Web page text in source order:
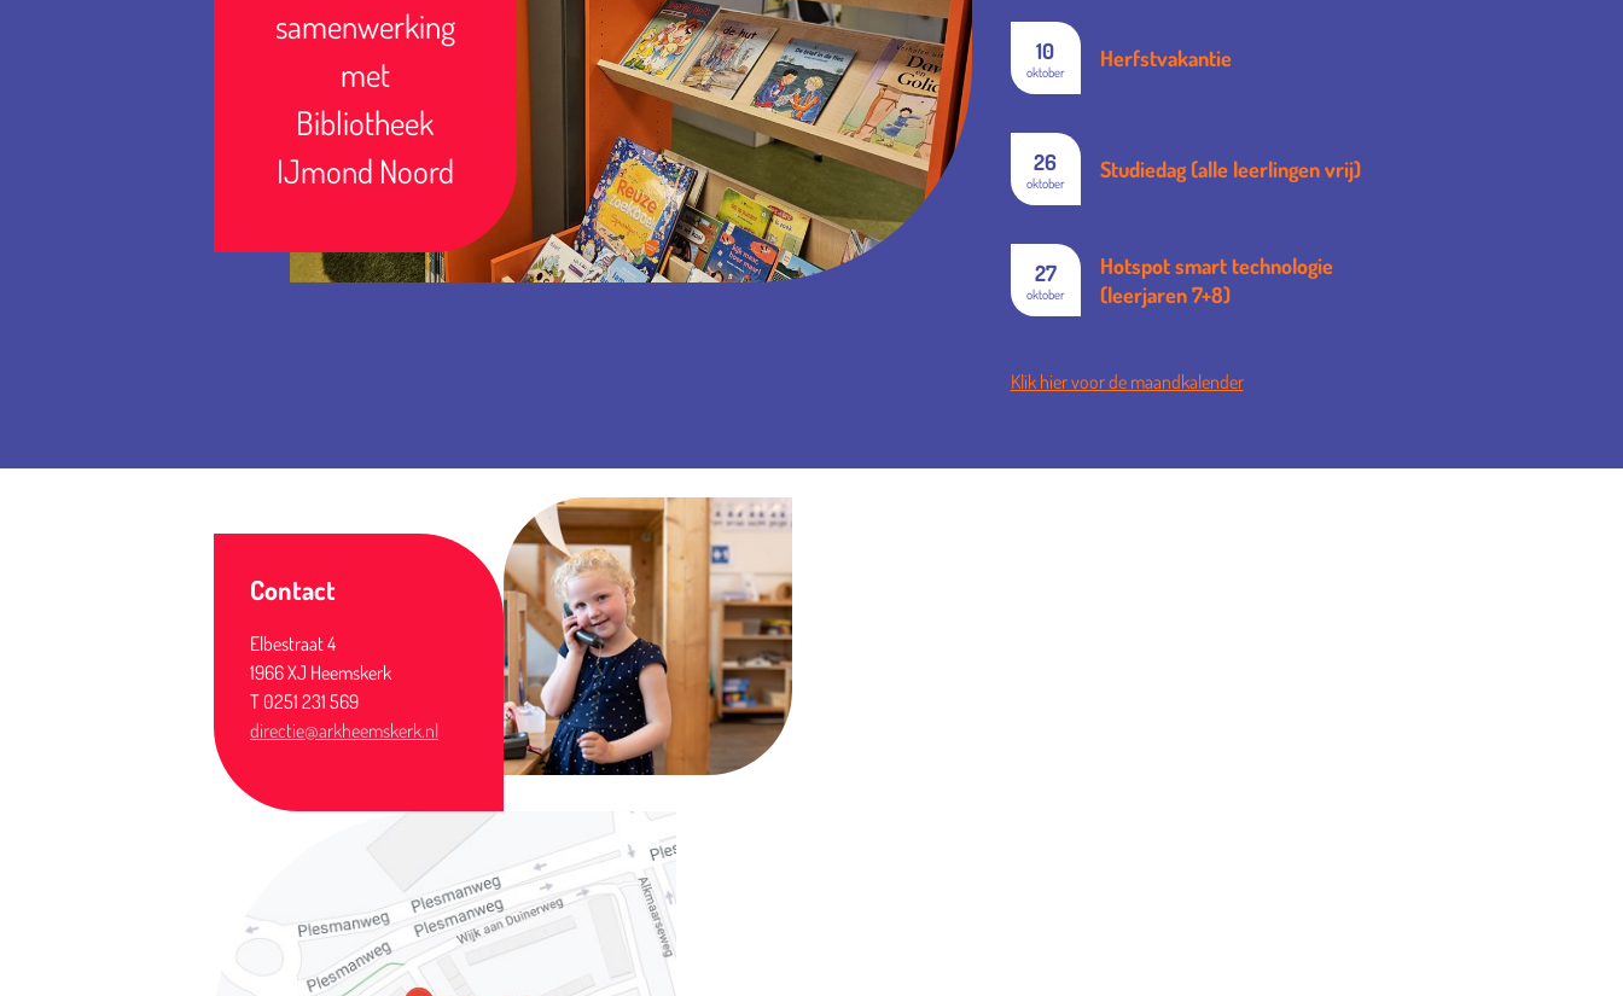
samenwerking
met
Bibliotheek
IJmond Noord
10
oktober
Herfstvakantie
26
oktober
Studiedag (alle leerlingen vrij)
27
oktober
Hotspot smart technologie
(leerjaren 7+8)
Klik hier voor de maandkalender
Contact
Elbestraat 4
1966 XJ Heemskerk
T 0251 231 569
directie@arkheemskerk.nl